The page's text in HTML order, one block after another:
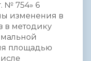
№ 754» 6
изменения в
в методику
площадью